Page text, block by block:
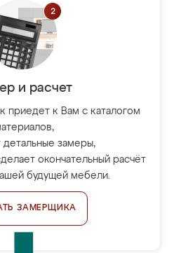
и расчет
приедет к Вам с каталогом
детальные замеры,
окончательный расчёт
будущей мебели.
ЗАМЕРЩИКА